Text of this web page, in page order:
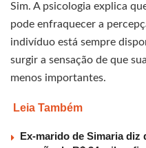
Sim. A psicologia explica
pode enfraquecer a
indivíduo está sempre
surgir a sensação de que
menos importantes.
Leia Também
Ex-marido de Simaria diz